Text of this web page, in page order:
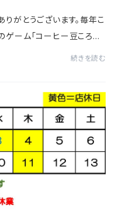
がとうございます。毎年こ
ーム「コーヒー豆ころこ
続きを読む